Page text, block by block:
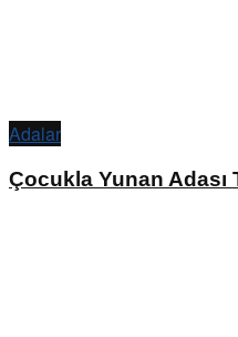
Adalar
Çocukla Yunan